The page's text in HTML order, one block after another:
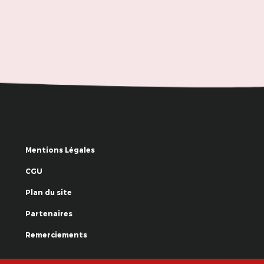
Mentions Légales
CGU
Plan du site
Partenaires
Remerciements